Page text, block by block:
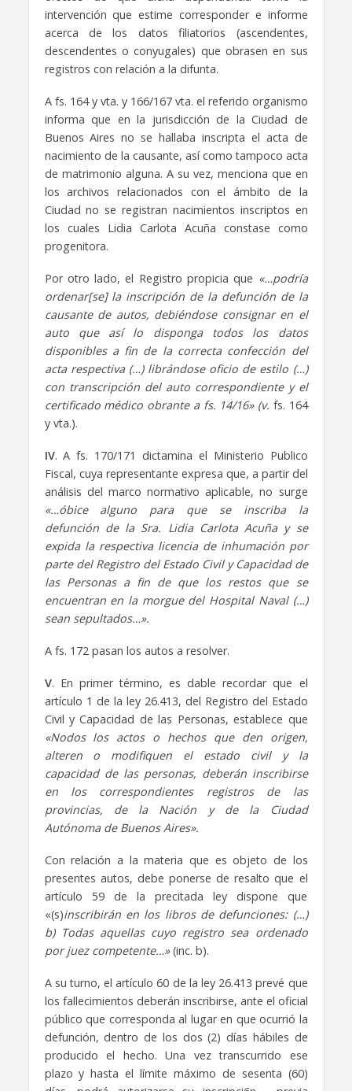
intervención que estime corresponder e informe
acerca de los datos filiatorios (ascendentes,
descendentes o conyugales) que obrasen en sus
registros con relación a la difunta.
A fs. 164 y vta. y 166/167 vta. el referido organismo
informa que en la jurisdicción de la Ciudad de
Buenos Aires no se hallaba inscripta el acta de
nacimiento de la causante, así como tampoco acta
de matrimonio alguna. A su vez, menciona que en
los archivos relacionados con el ámbito de la
Ciudad no se registran nacimientos inscriptos en
los cuales Lidia Carlota Acuña constase como
progenitora.
Por otro lado, el Registro propicia que «…podría
ordenar[se] la inscripción de la defunción de la
causante de autos, debiéndose consignar en el
auto que así lo disponga todos los datos
disponibles a fin de la correcta confección del
acta respectiva (…) librándose oficio de estilo (…)
con transcripción del auto correspondiente y el
certificado médico obrante a fs. 14/16» (v. fs. 164
y vta.).
IV. A fs. 170/171 dictamina el Ministerio Publico
Fiscal, cuya representante expresa que, a partir del
análisis del marco normativo aplicable, no surge
«…óbice alguno para que se inscriba la
defunción de la Sra. Lidia Carlota Acuña y se
expida la respectiva licencia de inhumación por
parte del Registro del Estado Civil y Capacidad de
las Personas a fin de que los restos que se
encuentran en la morgue del Hospital Naval (…)
sean sepultados…».
A fs. 172 pasan los autos a resolver.
V. En primer término, es dable recordar que el
artículo 1 de la ley 26.413, del Registro del Estado
Civil y Capacidad de las Personas, establece que
«Nodos los actos o hechos que den origen,
alteren o modifiquen el estado civil y la
capacidad de las personas, deberán inscribirse
en los correspondientes registros de las
provincias, de la Nación y de la Ciudad
Autónoma de Buenos Aires».
Con relación a la materia que es objeto de los
presentes autos, debe ponerse de resalto que el
artículo 59 de la precitada ley dispone que
«(s)inscribirán en los libros de defunciones: (…)
b) Todas aquellas cuyo registro sea ordenado
por juez competente…»(inc. b).
A su turno, el artículo 60 de la ley 26.413 prevé que
los fallecimientos deberán inscribirse, ante el oficial
público que corresponda al lugar en que ocurrió la
defunción, dentro de los dos (2) días hábiles de
producido el hecho. Una vez transcurrido ese
plazo y hasta el límite máximo de sesenta (60)